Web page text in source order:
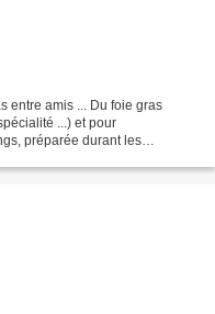
entre amis ... Du foie gras
...) et pour
préparée durant les